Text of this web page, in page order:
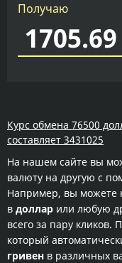
Получаю
Курс обмена 76500
составляет 3431025
На нашем сайте вы
валюту на другую с
Например, вы можете
в доллар или любую
всего за пару кликов.
который
гривен в различных